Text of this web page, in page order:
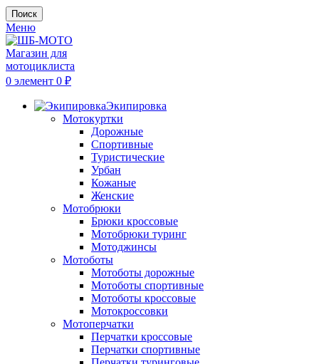
Поиск
Меню
0 элемент 0 ₽
Экипировка
Мотокуртки
Дорожные
Спортивные
Туристические
Урбан
Кожаные
Женские
Мотобрюки
Брюки кроссовые
Мотобрюки туринг
Мотоджинсы
Мотоботы
Мотоботы дорожные
Мотоботы спортивные
Мотоботы кроссовые
Мотокроссовки
Мотоперчатки
Перчатки кроссовые
Перчатки спортивные